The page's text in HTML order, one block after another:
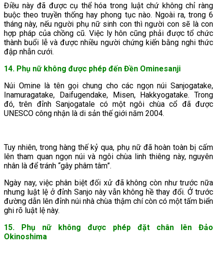
Điều này đã được cụ thể hóa trong luật chứ không chỉ ràng
buộc theo truyền thống hay phong tục nào. Ngoài ra, trong 6
tháng này, nếu người phụ nữ sinh con thì người con sẽ là con
hợp pháp của chồng cũ. Việc ly hôn cũng phải được tổ chức
thành buổi lễ và được nhiều người chứng kiến bằng nghi thức
đập nhẫn cưới.
14. Phụ nữ không được phép đến Đền Ominesanji
Núi Omine là tên gọi chung cho các ngọn núi Sanjogatake,
Inamuragatake, Daifugendake, Misen, Hakkyogatake. Trong
đó, trên đỉnh Sanjogatale có một ngôi chùa cổ đã được
UNESCO công nhận là di sản thế giới năm 2004.
Tuy nhiên, trong hàng thế kỷ qua, phụ nữ đã hoàn toàn bị cấm
lên tham quan ngọn núi và ngôi chùa linh thiêng này, nguyên
nhân là để tránh “gây phâm tâm”.
Ngày nay, việc phân biệt đối xử đã không còn như trước nữa
nhưng luật lệ ở đỉnh Sanjo này vẫn không hề thay đổi. Ở trước
đường dẫn lên đỉnh núi nhà chùa thậm chí còn có một tấm biển
ghi rõ luật lệ này.
15. Phụ nữ không được phép đặt chân lên Đảo
Okinoshima